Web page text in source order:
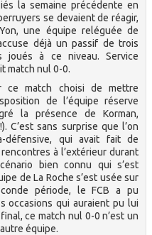
la semaine précédente en
se devaient de réagir,
une équipe reléguée de
déjà un passif de trois
joués à ce niveau. Service
match nul 0-0.
ce match choisi de mettre
de l’équipe réserve
la présence de Korman,
C’est sans surprise que l’on
défensive, qui avait fait de
à l’extérieur durant
bien connu qui s’est
de La Roche s’est usée sur
période, le FCB a pu
occasions qui auraient pu lui
ce match nul 0-0 n’est un
équipe.